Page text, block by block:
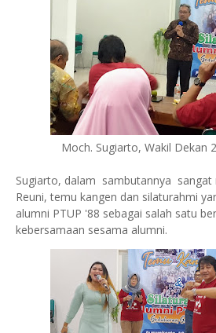
Moch. Sugiarto, Wakil Dekan
Sugiarto, dalam sambutannya sangat
Reuni, temu kangen dan silaturahmi
alumni PTUP '88 sebagai salah satu
kebersamaan sesama alumni.